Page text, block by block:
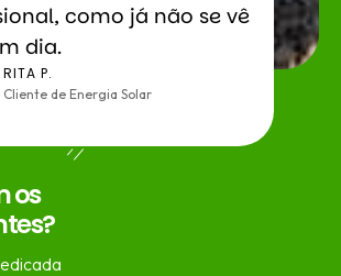
como já não se vê
dia.
RITA P.
Cliente de Energia Solar
os